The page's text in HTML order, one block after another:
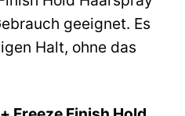
geeignet. Es
Halt, ohne das